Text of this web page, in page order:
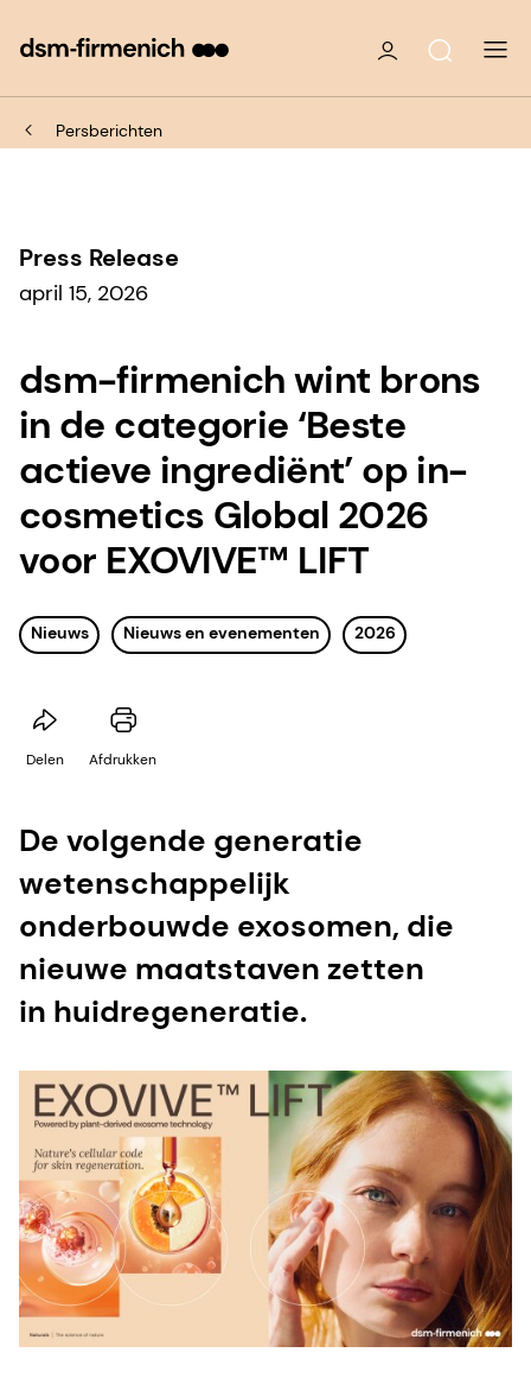
Persberichten
Press Release
april 15, 2026
dsm-firmenich wint brons
in de categorie ‘Beste
actieve ingrediënt’ op in-
cosmetics Global 2026
voor EXOVIVE™ LIFT
Nieuws Nieuws en evenementen 2026
Delen Afdrukken
De volgende generatie
wetenschappelijk
onderbouwde exosomen, die
nieuwe maatstaven zetten
in huidregeneratie.